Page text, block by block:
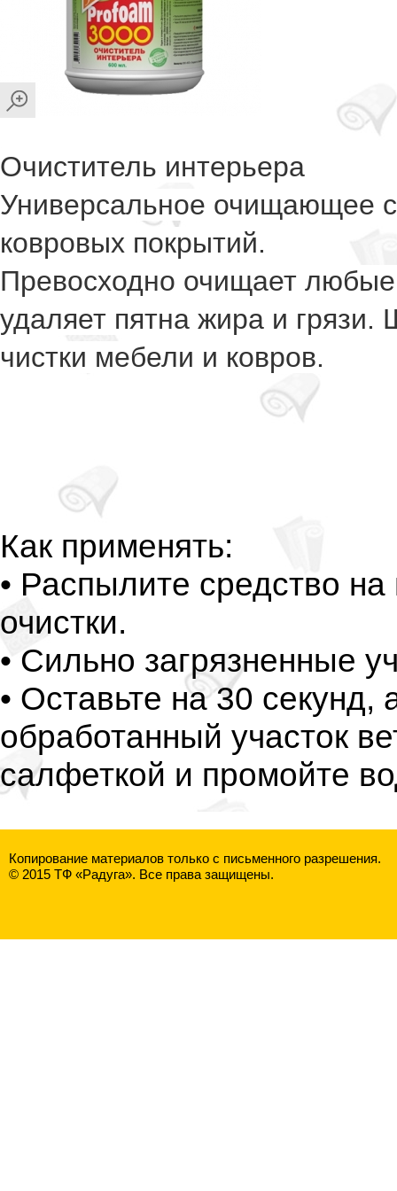
Очиститель интерьера
Универсальное очищающее
ковровых покрытий.
Превосходно очищает любые
удаляет пятна жира и грязи.
чистки мебели и ковров.
Как применять:
• Распылите средство
очистки.
• Сильно загрязненные
• Оставьте на 30 секунд,
обработанный участок
салфеткой и промойте
Копирование материалов только с письменного разрешения.
© 2015 ТФ «Радуга». Все права защищены.